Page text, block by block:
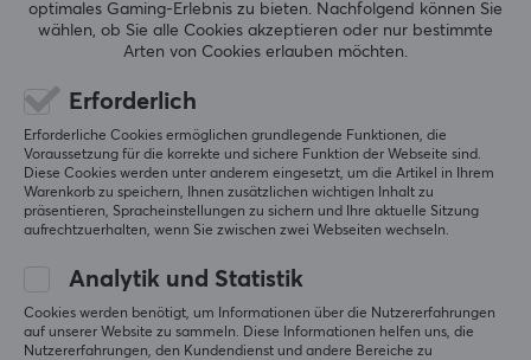
Probiert sie auf jeden Fall aus!
Nicht kratzig
Sanfter taktiler Hub
Original anzeigen
TTC Bluish White Silent Tactile Switch
vor 2 Monaten
André
Gast
optimales Gaming-Erlebnis zu bieten. Nachfolgend können Sie
wählen, ob Sie alle Cookies akzeptieren oder nur bestimmte
Arten von Cookies erlauben möchten.
Erforderlich
Erforderliche Cookies ermöglichen grundlegende Funktionen, die
Voraussetzung für die korrekte und sichere Funktion der Webseite sind.
Diese Cookies werden unter anderem eingesetzt, um die Artikel in Ihrem
Warenkorb zu speichern, Ihnen zusätzlichen wichtigen Inhalt zu
präsentieren, Spracheinstellungen zu sichern und Ihre aktuelle Sitzung
aufrechtzuerhalten, wenn Sie zwischen zwei Webseiten wechseln.
Analytik und Statistik
Cookies werden benötigt, um Informationen über die Nutzererfahrungen
auf unserer Website zu sammeln. Diese Informationen helfen uns, die
Nutzererfahrungen, den Kundendienst und andere Bereiche zu